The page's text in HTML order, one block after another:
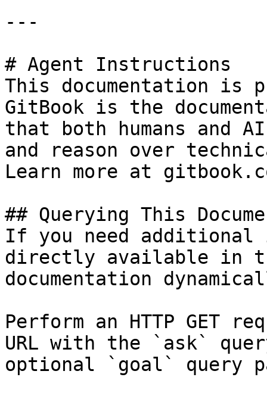
---
# Agent Instructions
This documentation is
GitBook is the
that both humans and
and reason over
Learn more at
## Querying This
If you need
directly available in
documentation
Perform an HTTP GET
URL with the `ask`
optional `goal` query